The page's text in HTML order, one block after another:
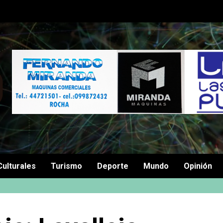
Turismo Deporte Mundo Opinión